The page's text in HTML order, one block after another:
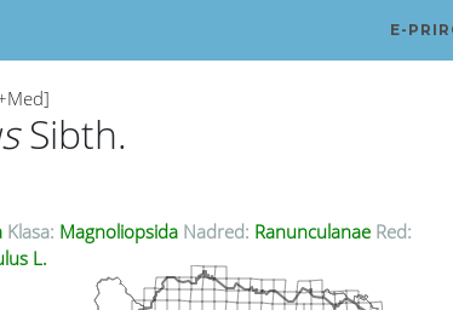
E-
Sibth.
Klasa: Magnoliopsida Nadred: Ranunculanae Red:
L.